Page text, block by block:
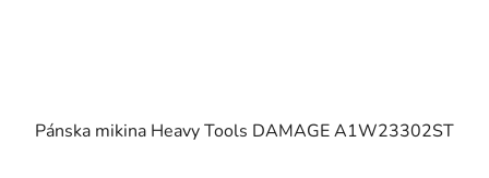
Pánska mikina Heavy Tools DAMAGE A1W23302ST